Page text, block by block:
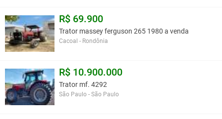
R$ 69.900
Trator massey ferguson 265 1980 a venda
Cacoal - Rondônia
R$ 10.900.000
Trator mf. 4292
São Paulo - São Paulo